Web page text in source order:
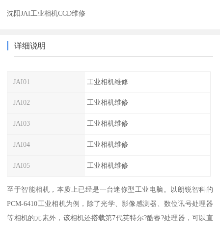
沈阳JAI工业相机CCD维修
详细说明
JAI01 工业相机维修
JAI02 工业相机维修
JAI03 工业相机维修
JAI04 工业相机维修
JAI05 工业相机维修
至于智能相机，本质上已经是一台迷你型工业电脑。以朗锐智科的
PCM-6410工业相机为例，除了光学、影像感测器、数位讯号处理器
等相机的元素外，该相机还搭载第7代英特尔?酷睿?处理器，可以直